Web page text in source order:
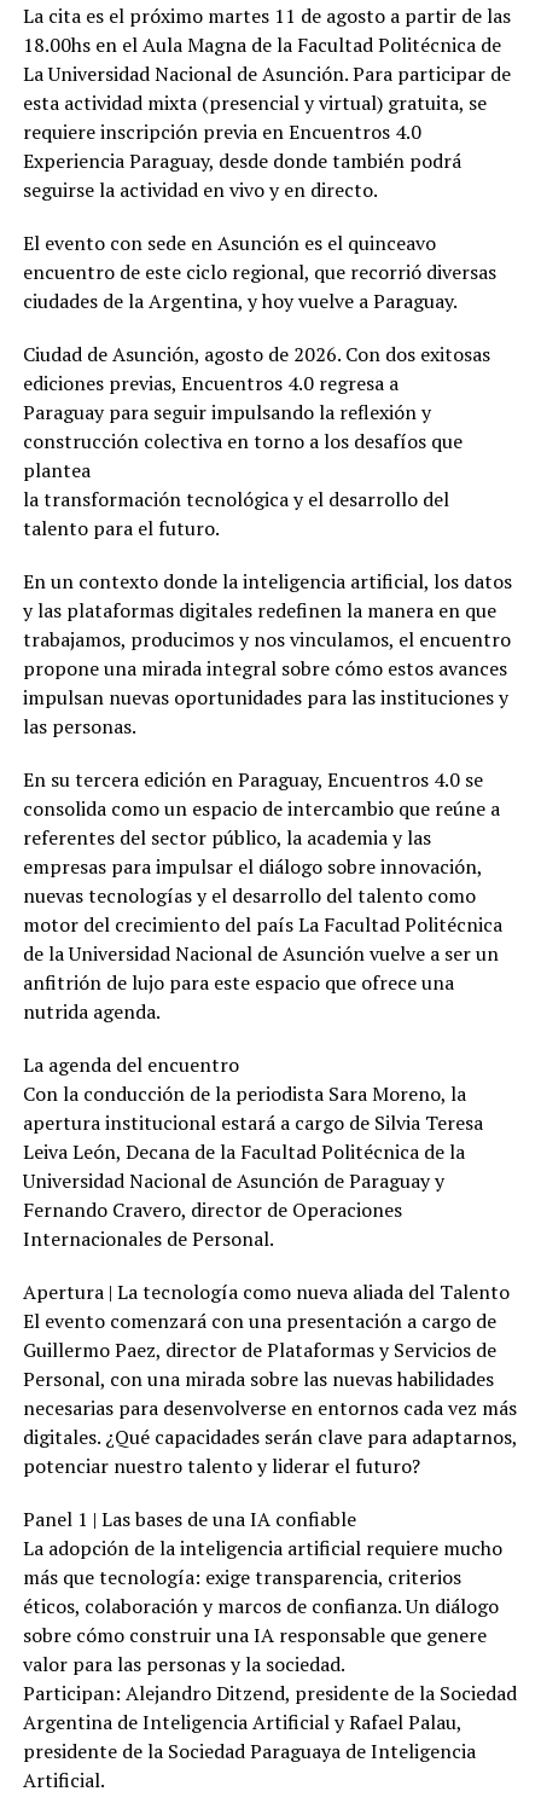
La cita es el próximo martes 11 de agosto a partir de las
18.00hs en el Aula Magna de la Facultad Politécnica de
La Universidad Nacional de Asunción. Para participar de
esta actividad mixta (presencial y virtual) gratuita, se
requiere inscripción previa en Encuentros 4.0
Experiencia Paraguay, desde donde también podrá
seguirse la actividad en vivo y en directo.
El evento con sede en Asunción es el quinceavo
encuentro de este ciclo regional, que recorrió diversas
ciudades de la Argentina, y hoy vuelve a Paraguay.
Ciudad de Asunción, agosto de 2026. Con dos exitosas
ediciones previas, Encuentros 4.0 regresa a
Paraguay para seguir impulsando la reflexión y
construcción colectiva en torno a los desafíos que
plantea
la transformación tecnológica y el desarrollo del
talento para el futuro.
En un contexto donde la inteligencia artificial, los datos
y las plataformas digitales redefinen la manera en que
trabajamos, producimos y nos vinculamos, el encuentro
propone una mirada integral sobre cómo estos avances
impulsan nuevas oportunidades para las instituciones y
las personas.
En su tercera edición en Paraguay, Encuentros 4.0 se
consolida como un espacio de intercambio que reúne a
referentes del sector público, la academia y las
empresas para impulsar el diálogo sobre innovación,
nuevas tecnologías y el desarrollo del talento como
motor del crecimiento del país La Facultad Politécnica
de la Universidad Nacional de Asunción vuelve a ser un
anfitrión de lujo para este espacio que ofrece una
nutrida agenda.
La agenda del encuentro
Con la conducción de la periodista Sara Moreno, la
apertura institucional estará a cargo de Silvia Teresa
Leiva León, Decana de la Facultad Politécnica de la
Universidad Nacional de Asunción de Paraguay y
Fernando Cravero, director de Operaciones
Internacionales de Personal.
Apertura | La tecnología como nueva aliada del Talento
El evento comenzará con una presentación a cargo de
Guillermo Paez, director de Plataformas y Servicios de
Personal, con una mirada sobre las nuevas habilidades
necesarias para desenvolverse en entornos cada vez más
digitales. ¿Qué capacidades serán clave para adaptarnos,
potenciar nuestro talento y liderar el futuro?
Panel 1 | Las bases de una IA confiable
La adopción de la inteligencia artificial requiere mucho
más que tecnología: exige transparencia, criterios
éticos, colaboración y marcos de confianza. Un diálogo
sobre cómo construir una IA responsable que genere
valor para las personas y la sociedad.
Participan: Alejandro Ditzend, presidente de la Sociedad
Argentina de Inteligencia Artificial y Rafael Palau,
presidente de la Sociedad Paraguaya de Inteligencia
Artificial.